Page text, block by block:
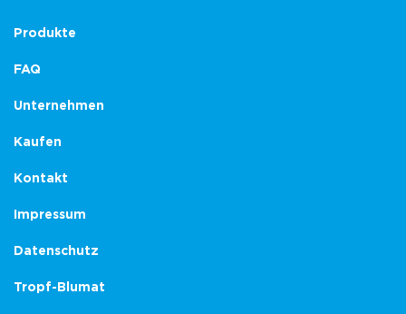
Produkte
FAQ
Unternehmen
Kaufen
Kontakt
Impressum
Datenschutz
Tropf-Blumat